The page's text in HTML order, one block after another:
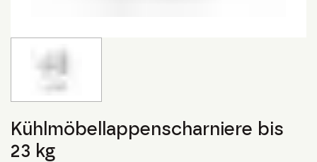
Kühlmöbellappenscharniere bis
23 kg